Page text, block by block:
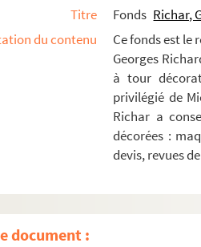
Titre
Fonds Richar,
du contenu
Ce fonds est le
Georges
à tour
privilégié de
Richar a
décorées :
devis, revues
document :